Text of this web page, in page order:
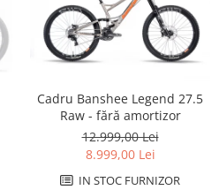
Cadru Banshee Legend 27.5
Raw - fără amortizor
12.999,00 Lei
8.999,00 Lei
IN STOC FURNIZOR